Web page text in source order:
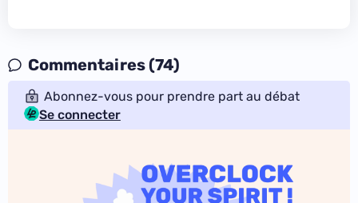
Commentaires (74)
Abonnez-vous pour prendre part au débat
Se connecter